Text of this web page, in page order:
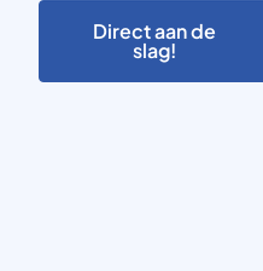
Direct aan de
slag!